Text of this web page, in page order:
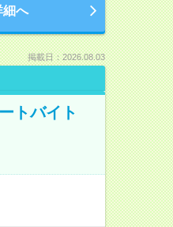
細へ
掲載日：2026.08.03
トバイト